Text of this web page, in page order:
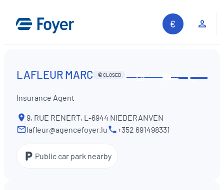
content
LAFLEUR MARC CLOSED
Share
Insurance Agent
9, RUE RENERT, L-6944 NIEDERANVEN
lafleur@agencefoyer.lu
+352 691498331
Public car park nearby